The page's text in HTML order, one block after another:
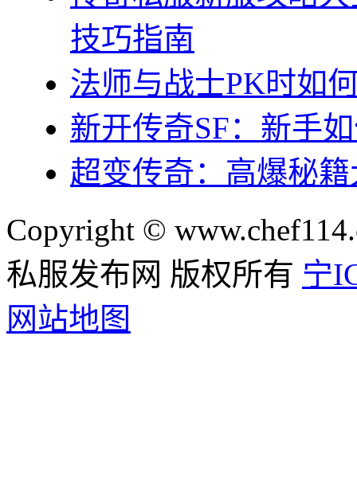
技巧指南
法师与战士PK时如
新开传奇SF：新手
超变传奇：高爆秘
Copyright ©
私服发布网 版权所有 宁
网站地图